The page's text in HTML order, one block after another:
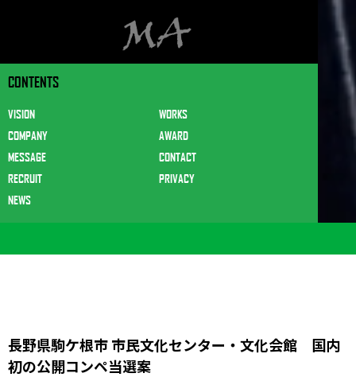
CONTENTS
VISION
COMPANY
MESSAGE
RECRUIT
NEWS
WORKS
AWARD
CONTACT
PRIVACY
長野県駒ケ根市 市民文化センター・文化会館 国内
初の公開コンペ当選案